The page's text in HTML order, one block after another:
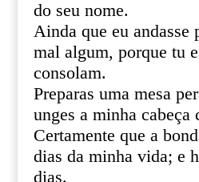
do seu nome.
Ainda que eu andasse
mal algum, porque tu
consolam.
Preparas uma mesa
unges a minha
Certamente que a
dias da minha vida; e
dias.